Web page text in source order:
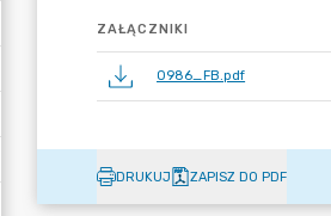
ZAŁĄCZNIKI
0986_FB.pdf
DRUKUJ ZAPISZ DO PDF